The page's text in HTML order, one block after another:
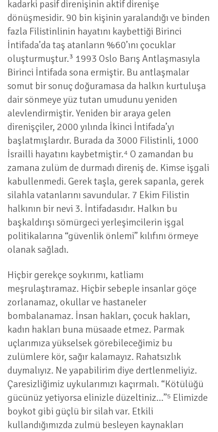
kadarki pasif direnişinin aktif direnişe
dönüşmesidir. 90 bin kişinin yaralandığı ve binden
fazla Filistinlinin hayatını kaybettiği Birinci
İntifada’da taş atanların %60’ını çocuklar
oluşturmuştur.³ 1993 Oslo Barış Antlaşmasıyla
Birinci İntifada sona ermiştir. Bu antlaşmalar
somut bir sonuç doğuramasa da halkın kurtuluşa
dair sönmeye yüz tutan umudunu yeniden
alevlendirmiştir. Yeniden bir araya gelen
direnişçiler, 2000 yılında İkinci İntifada’yı
başlatmışlardır. Burada da 3000 Filistinli, 1000
İsrailli hayatını kaybetmiştir.⁴ O zamandan bu
zamana zulüm de durmadı direniş de. Kimse işgali
kabullenmedi. Gerek taşla, gerek sapanla, gerek
silahla vatanlarını savundular. 7 Ekim Filistin
halkının bir nevi 3. İntifadasıdır. Halkın bu
başkaldırışı sömürgeci yerleşimcilerin işgal
politikalarına “güvenlik önlemi” kılıfını örmeye
olanak sağladı.
Hiçbir gerekçe soykırımı, katliamı
meşrulaştıramaz. Hiçbir sebeple insanlar göçe
zorlanamaz, okullar ve hastaneler
bombalanamaz. İnsan hakları, çocuk hakları,
kadın hakları buna müsaade etmez. Parmak
uçlarımıza yükselsek görebileceğimiz bu
zulümlere kör, sağır kalamayız. Rahatsızlık
duymalıyız. Ne yapabilirim diye dertlenmeliyiz.
Çaresizliğimiz uykularımızı kaçırmalı. “Kötülüğü
gücünüz yetiyorsa elinizle düzeltiniz…”⁵ Elimizde
boykot gibi güçlü bir silah var. Etkili
kullandığımızda zulmü besleyen kaynakları